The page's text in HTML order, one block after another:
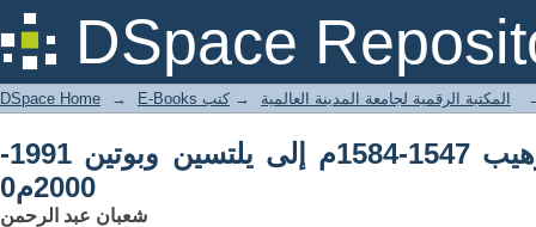
DSpace
DSpace Home → E-Books المكتبة الرقمية لجامعة المدينة العالمية → كتب
الشيشان من إيفان الرّهيب 1547-1584م إلى يلتسين وبوتين 1991-
2000م0
شعبان عبد الرحمن